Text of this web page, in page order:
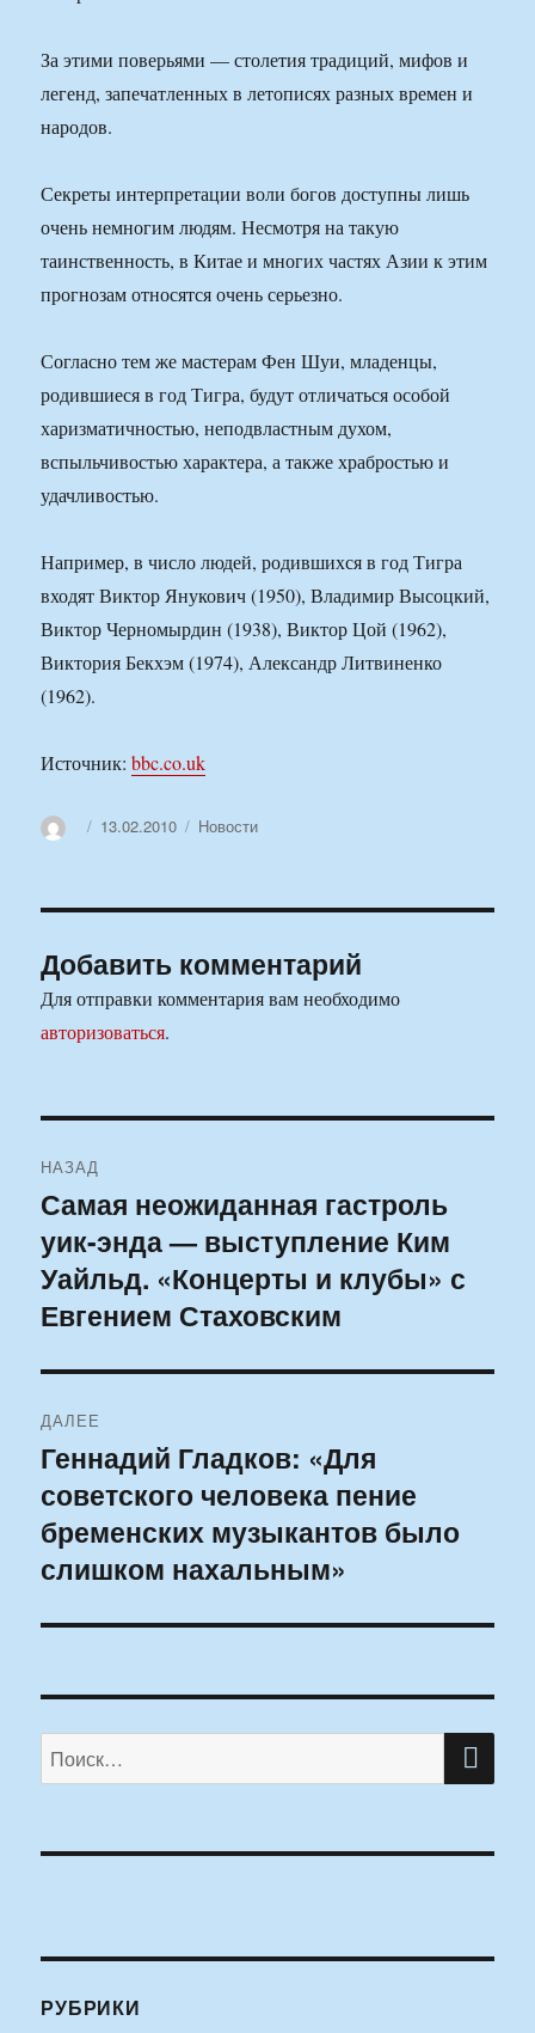
За этими поверьями — столетия традиций, мифов и
легенд, запечатленных в летописях разных времен и
народов.
Секреты интерпретации воли богов доступны лишь
очень немногим людям. Несмотря на такую
таинственность, в Китае и многих частях Азии к этим
прогнозам относятся очень серьезно.
Согласно тем же мастерам Фен Шуи, младенцы,
родившиеся в год Тигра, будут отличаться особой
харизматичностью, неподвластным духом,
вспыльчивостью характера, а также храбростью и
удачливостью.
Например, в число людей, родившихся в год Тигра
входят Виктор Янукович (1950), Владимир Высоцкий,
Виктор Черномырдин (1938), Виктор Цой (1962),
Виктория Бекхэм (1974), Александр Литвиненко
(1962).
Источник:bbc.co.uk
АвторОпубликовано
13.02.2010 Рубрики
Новости
Добавить комментарий
Для отправки комментария вам необходимо
авторизоваться.
по
записям
НАЗАД
Предыдущая
запись:
Самая неожиданная гастроль
уик-энда — выступление Ким
Уайльд. «Концерты и клубы» с
Евгением Стаховским
ДАЛЕЕ
Следующая
запись:
Геннадий Гладков: «Для
советского человека пение
бременских музыкантов было
слишком нахальным»
Искать:
РУБРИКИ